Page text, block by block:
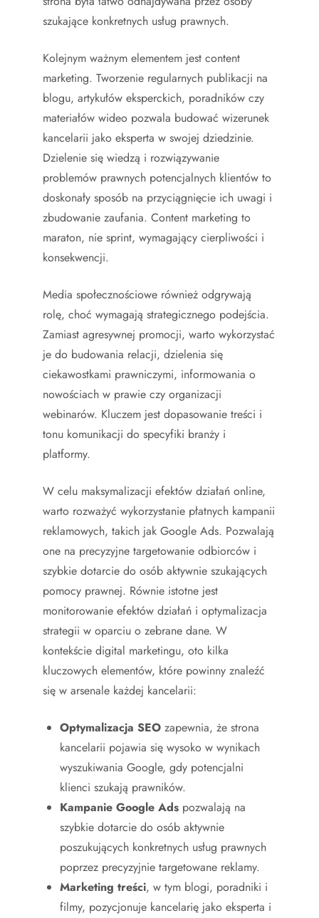
szukające konkretnych usług prawnych.
Kolejnym ważnym elementem jest content
marketing. Tworzenie regularnych publikacji na
blogu, artykułów eksperckich, poradników czy
materiałów wideo pozwala budować wizerunek
kancelarii jako eksperta w swojej dziedzinie.
Dzielenie się wiedzą i rozwiązywanie
problemów prawnych potencjalnych klientów to
doskonały sposób na przyciągnięcie ich uwagi i
zbudowanie zaufania. Content marketing to
maraton, nie sprint, wymagający cierpliwości i
konsekwencji.
Media społecznościowe również odgrywają
rolę, choć wymagają strategicznego podejścia.
Zamiast agresywnej promocji, warto wykorzystać
je do budowania relacji, dzielenia się
ciekawostkami prawniczymi, informowania o
nowościach w prawie czy organizacji
webinarów. Kluczem jest dopasowanie treści i
tonu komunikacji do specyfiki branży i
platformy.
W celu maksymalizacji efektów działań online,
warto rozważyć wykorzystanie płatnych kampanii
reklamowych, takich jak Google Ads. Pozwalają
one na precyzyjne targetowanie odbiorców i
szybkie dotarcie do osób aktywnie szukających
pomocy prawnej. Równie istotne jest
monitorowanie efektów działań i optymalizacja
strategii w oparciu o zebrane dane. W
kontekście digital marketingu, oto kilka
kluczowych elementów, które powinny znaleźć
się w arsenale każdej kancelarii:
Optymalizacja SEO zapewnia, że strona
kancelarii pojawia się wysoko w wynikach
wyszukiwania Google, gdy potencjalni
klienci szukają prawników.
Kampanie Google Ads pozwalają na
szybkie dotarcie do osób aktywnie
poszukujących konkretnych usług prawnych
poprzez precyzyjnie targetowane reklamy.
Marketing treści, w tym blogi, poradniki i
filmy, pozycjonuje kancelarię jako eksperta i